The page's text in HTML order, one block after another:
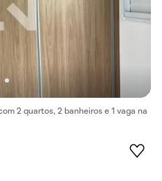
2 quartos, 2 banheiros e 1 vaga na